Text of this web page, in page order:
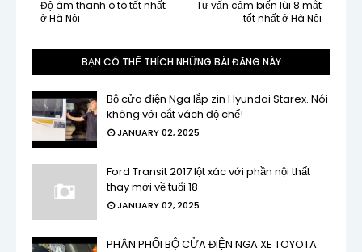
Tư vấn cảm biến lùi 8 mắt
tốt nhất ở Hà Nội
Độ âm thanh ô tô tốt nhất
ở Hà Nội
BẠN CÓ THỂ THÍCH NHỮNG BÀI ĐĂNG NÀY
Bộ cửa điện Nga lắp zin Hyundai Starex. Nói
không với cắt vách độ chế!
JANUARY 02, 2025
Ford Transit 2017 lột xác với phần nội thất
thay mới về tuổi 18
JANUARY 02, 2025
PHÂN PHỐI BỘ CỬA ĐIỆN NGA XE TOYOTA